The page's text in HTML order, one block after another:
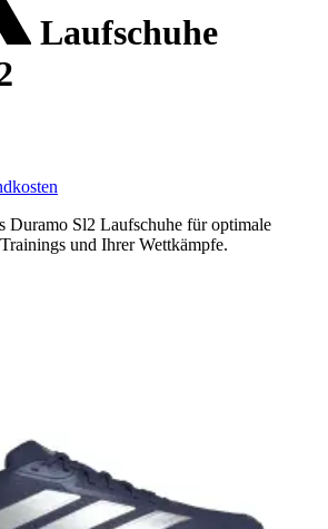
Laufschuhe
Duramo Sl2 Laufschuhe für optimale
und Ihrer Wettkämpfe.